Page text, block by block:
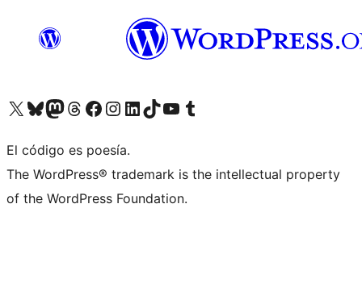
Visita nuestra cuenta de X (anteriormente Twitter)
Visita nuestra cuenta de Bluesky
Visita nuestra cuenta de Mastodon
Visita nuestra cuenta de Threads
Visita nuestra página de Facebook
Visita nuestra cuenta de Instagram
Visita nuestra cuenta de LinkedIn
Visita nuestra cuenta de TikTok
Visita nuestro canal de YouTube
Visita nuestra cuenta de Tumblr
El código es poesía.
The WordPress® trademark is the intellectual property
of the WordPress Foundation.